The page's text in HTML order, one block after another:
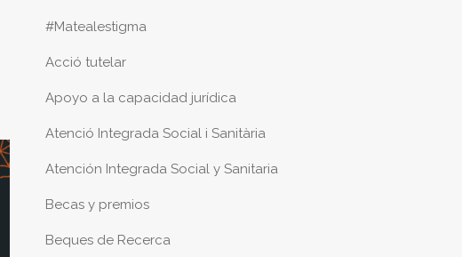
#Matealestigma
Acció tutelar
Apoyo a la capacidad jurídica
Atenció Integrada Social i Sanitària
Atención Integrada Social y Sanitaria
Becas y premios
Beques de Recerca